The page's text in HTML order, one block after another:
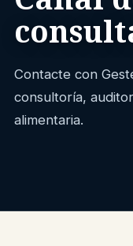
Contacte con
consultoría,
alimentaria.